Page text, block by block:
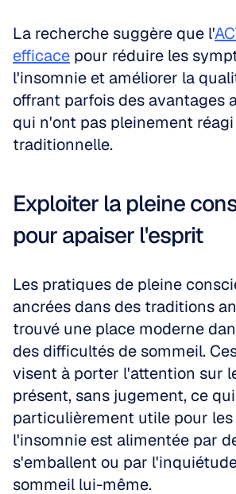
La recherche suggère que l'
efficace pour réduire les
l'insomnie et améliorer la
offrant parfois des avantages
qui n'ont pas pleinement réagi
traditionnelle.
Exploiter la pleine
pour apaiser l'esprit
Les pratiques de pleine
ancrées dans des traditions
trouvé une place moderne
des difficultés de sommeil.
visent à porter l'attention sur
présent, sans jugement, ce
particulièrement utile pour
l'insomnie est alimentée par
s'emballent ou par
sommeil lui-même.